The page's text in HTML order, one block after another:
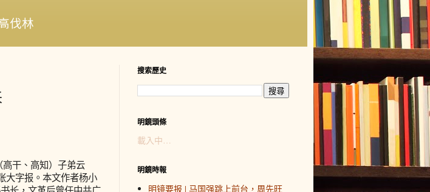
伐林
干、高知）子弟云
大字报。本文作者杨小
搜索歷史
明鏡頭條
載入中…
明鏡時報
明镜要报 | 马国强跳上前台，周先旺